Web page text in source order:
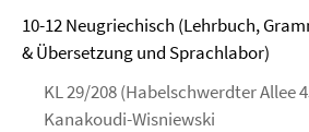
10-12 Neugriechisch (Lehrbuch,
& Übersetzung und Sprachlabor)
KL 29/208 (Habelschwerdter Allee
Kanakoudi-Wisniewski